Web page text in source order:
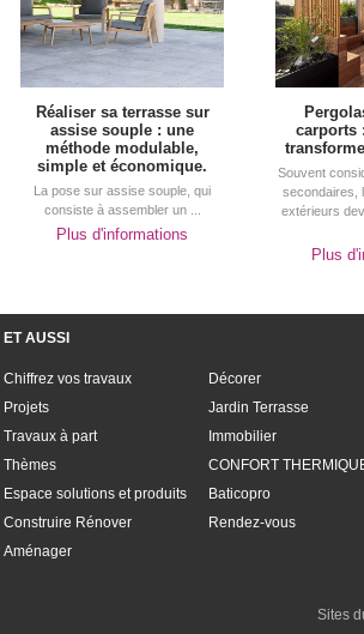
Réaliser sa terrasse sur
assise souple : une
méthode modulable,
simple et économique.
La pose sur assise souple, qui
consiste à assembler un ...
Plus d'informations
carports
Souvent
secondaires,
extérieurs
Plus
ET AUSSI
Chiffrez vos travaux
Projets
Travaux à part
Thèmes
Espace solutions et produits
Construire Rénover
Aménager
Décorer
Jardin Terrasse
Immobilier
CONFORT
Baticopro
Rendez-vous
Sites